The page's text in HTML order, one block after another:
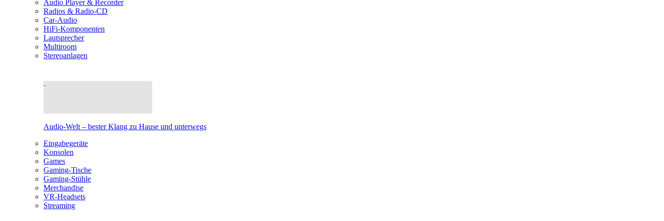
Audio Player & Recorder
Radios & Radio-CD
Car-Audio
HiFi-Komponenten
Lautsprecher
Multiroom
Stereoanlagen
Audio-Welt – bester Klang zu Hause und unterwegs
Eingabegeräte
Konsolen
Games
Gaming-Tische
Gaming-Stühle
Merchandise
VR-Headsets
Streaming